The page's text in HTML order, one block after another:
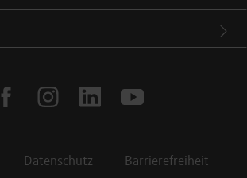
facebookinstagramlinkedinyoutube
Datenschutz Barrierefreiheit